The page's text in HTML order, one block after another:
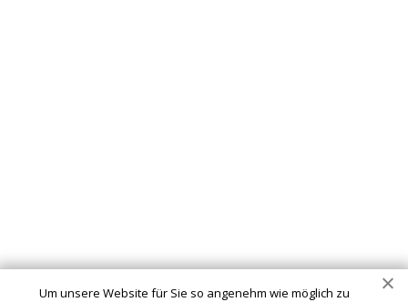
Um unsere Website für Sie so angenehm wie möglich zu